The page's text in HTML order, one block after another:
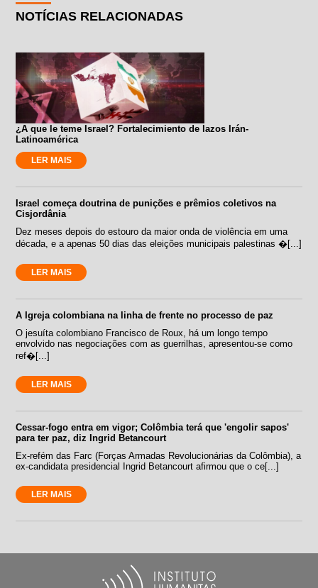
NOTÍCIAS RELACIONADAS
¿A que le teme Israel? Fortalecimiento de lazos Irán-
Latinoamérica
LER MAIS
Israel começa doutrina de punições e prêmios coletivos na
Cisjordânia
Dez meses depois do estouro da maior onda de violência em uma
década, e a apenas 50 dias das eleições municipais palestinas �[...]
LER MAIS
A Igreja colombiana na linha de frente no processo de paz
O jesuíta colombiano Francisco de Roux, há um longo tempo
envolvido nas negociações com as guerrilhas, apresentou-se como
ref�[...]
LER MAIS
Cessar-fogo entra em vigor; Colômbia terá que 'engolir sapos'
para ter paz, diz Ingrid Betancourt
Ex-refém das Farc (Forças Armadas Revolucionárias da Colômbia), a
ex-candidata presidencial Ingrid Betancourt afirmou que o ce[...]
LER MAIS